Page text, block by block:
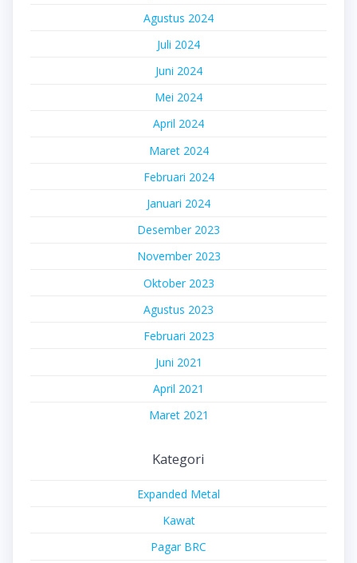
Agustus 2024
Juli 2024
Juni 2024
Mei 2024
April 2024
Maret 2024
Februari 2024
Januari 2024
Desember 2023
November 2023
Oktober 2023
Agustus 2023
Februari 2023
Juni 2021
April 2021
Maret 2021
Kategori
Expanded Metal
Kawat
Pagar BRC